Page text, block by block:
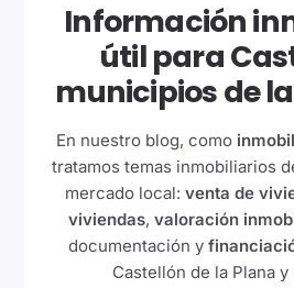
Información
útil para
municipios de
En nuestro blog, como
tratamos temas inmobiliarios
mercado local: venta de
viviendas, valoración
documentación y
Castellón de la Plana